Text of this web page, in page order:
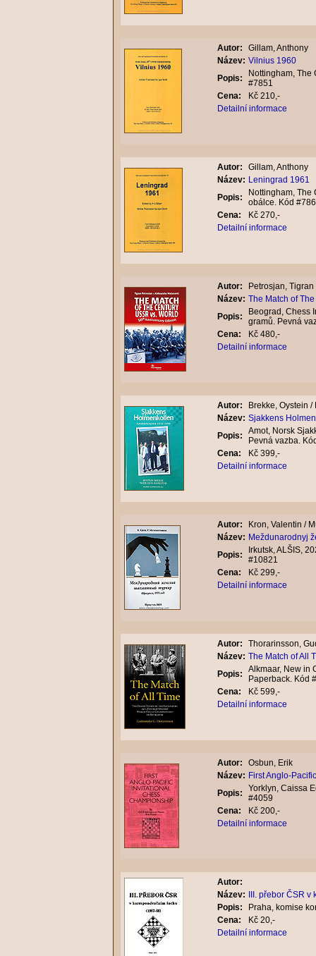
Autor:
Gillam, Anthony
Název: Vilnius 1960
Popis:
Nottingham, The
#7851
Cena:
Kč 210,-
Detailní informace
Autor:
Gillam, Anthony
Název: Leningrad 1961
Popis:
Nottingham, The
obálce. Kód
Cena:
Kč 270,-
Detailní informace
Autor:
Petrosjan,
Název: The Match of
Popis:
Beograd, Chess
gramů. Pevná
Cena:
Kč 480,-
Detailní informace
Autor:
Brekke, Oystein
Název: Sjakkens
Popis:
Amot, Norsk
Pevná vazba.
Cena:
Kč 399,-
Detailní informace
Autor:
Kron, Valentin /
Název: Meždunarodnyj
Popis:
Irkutsk, ALŠIS,
#10821
Cena:
Kč 299,-
Detailní informace
Autor:
Thorarinsson,
Název: The Match of All
Popis:
Alkmaar, New in
Paperback. Kód
Cena:
Kč 599,-
Detailní informace
Autor:
Osbun, Erik
Název: First Anglo-
Popis:
Yorklyn, Caissa
#4059
Cena:
Kč 200,-
Detailní informace
Autor:
Název:
III. přebor ČSR
Popis:
Praha, komise
Cena:
Kč 20,-
Detailní informace